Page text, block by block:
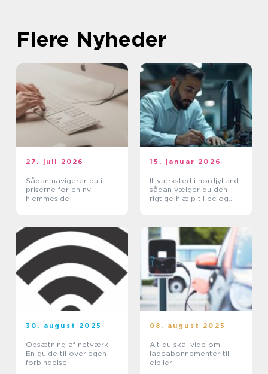
Flere Nyheder
27. juli 2026
Sådan navigerer du i
priserne for en ny
hjemmeside
15. januar 2026
It værksted i nordjylland:
sådan vælger du den
rigtige hjælp til pc og
30. august 2025
Opsætning af netværk:
En guide til overlegen
forbindelse
08. august 2025
Alt du skal vide om
ladeabonnementer til
elbiler